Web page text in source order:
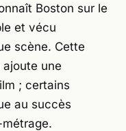
Boston sur le
et vécu
scène. Cette
une
; certains
au succès